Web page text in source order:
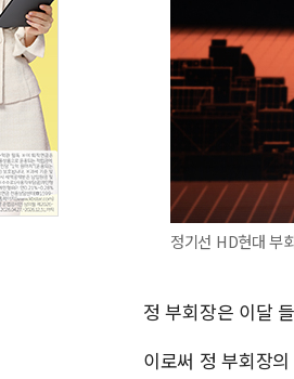
정기선 HD현대 부
정 부회장은 이달
이로써 정 부회장